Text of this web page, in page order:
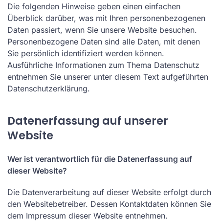
Die folgenden Hinweise geben einen einfachen
Überblick darüber, was mit Ihren personenbezogenen
Daten passiert, wenn Sie unsere Website besuchen.
Personenbezogene Daten sind alle Daten, mit denen
Sie persönlich identifiziert werden können.
Ausführliche Informationen zum Thema Datenschutz
entnehmen Sie unserer unter diesem Text aufgeführten
Datenschutzerklärung.
Datenerfassung auf unserer
Website
Wer ist verantwortlich für die Datenerfassung auf
dieser Website?
Die Datenverarbeitung auf dieser Website erfolgt durch
den Websitebetreiber. Dessen Kontaktdaten können Sie
dem Impressum dieser Website entnehmen.